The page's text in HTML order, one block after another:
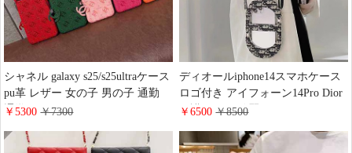
シャネル galaxy s25/s25ultraケース
pu革 レザー 女の子 男の子 通勤
通学 chanel iphone16/16promaxケー
クシー s24/s24plusケース シンプル
￥5300￥7300
ディオールiphone14スマホケース
ロゴ付き アイフォーン14Pro Dior
保護ケース 綺麗アイフォン
人愛用iPhone 12promax/12 mini 保
￥6500￥8500